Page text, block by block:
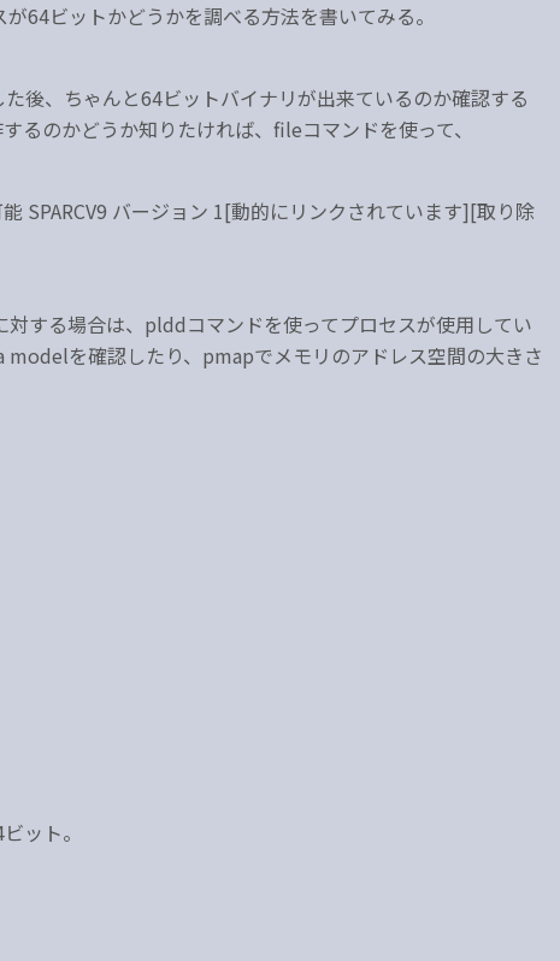
64ビットかどうかを調べる方法を書いてみる。
後、ちゃんと64ビットバイナリが出来ているのか確認する
るのかどうか知りたければ、fileコマンドを使って、
SPARCV9 バージョン 1[動的にリンクされています][取り除
する場合は、plddコマンドを使ってプロセスが使用してい
を確認したり、pmapでメモリのアドレス空間の大きさ
ット。